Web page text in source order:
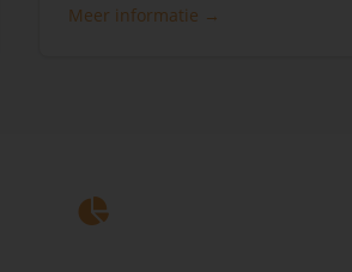
Meer informatie →